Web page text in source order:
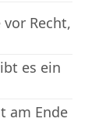
Recht,
es ein
am Ende